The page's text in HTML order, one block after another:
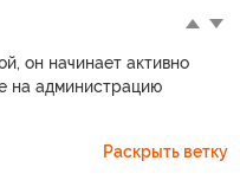
он начинает активно
на администрацию
Раскрыть ветку